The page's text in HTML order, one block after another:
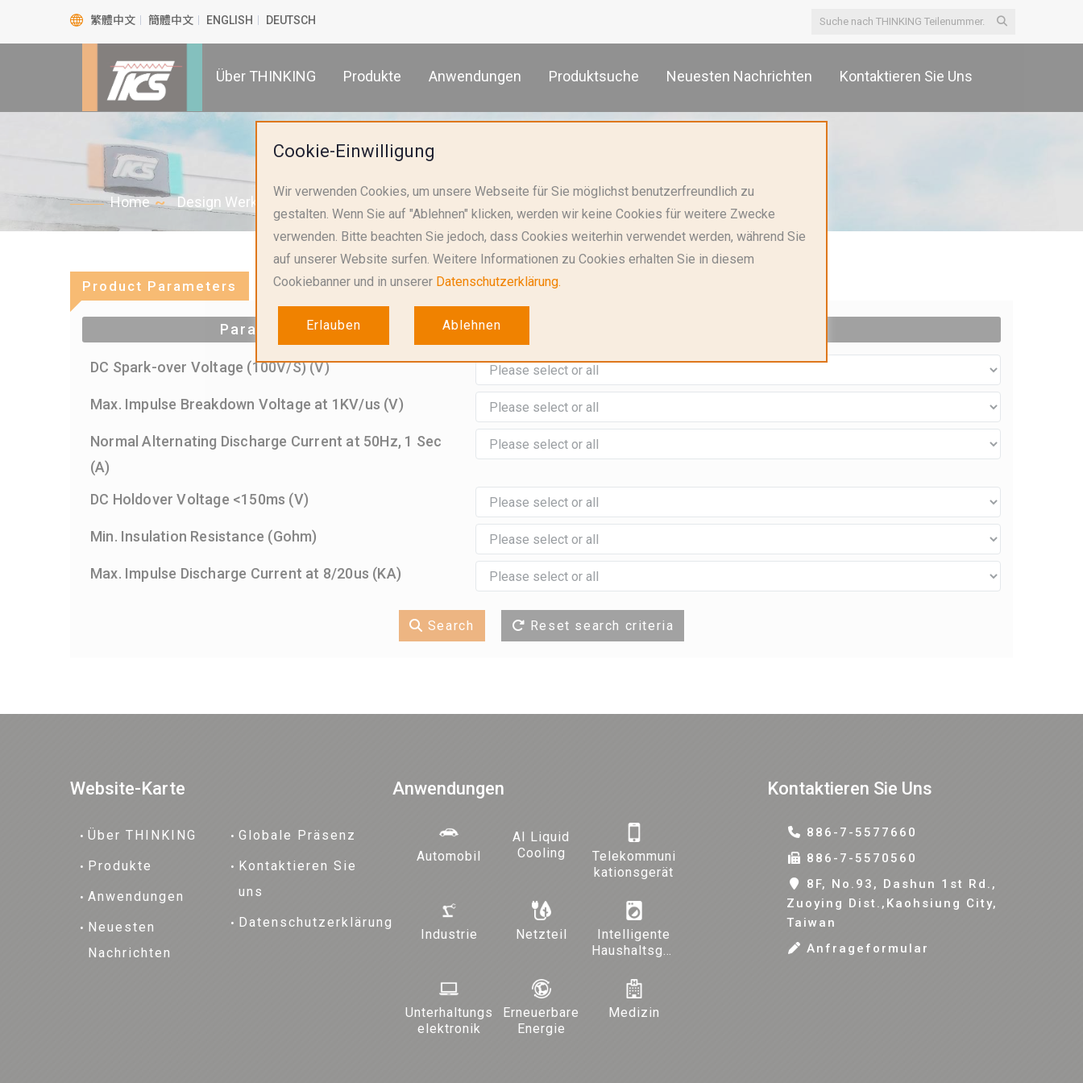
繁體中文 簡體中文 ENGLISH DEUTSCH
Über THINKING Produkte Anwendungen Produktsuche Neuesten Nachrichten Kontaktieren Sie Uns
Home Design Werkzeuge Suche über technische Parameter Gas Discharge Tube
Product Parameters
Parameters
DC Spark-over Voltage (100V/S) (V)
Max. Impulse Breakdown Voltage at 1KV/us (V)
Normal Alternating Discharge Current at 50Hz, 1 Sec
(A)
DC Holdover Voltage <150ms (V)
Min. Insulation Resistance (Gohm)
Max. Impulse Discharge Current at 8/20us (KA)
Search Reset search criteria
Website-Karte
Über THINKING
Produkte
Anwendungen
Neuesten
Nachrichten
Globale Präsenz
Kontaktieren Sie
uns
Datenschutzerklärung
Anwendungen
Automobil
AI Liquid
Cooling
Telekommuni
kationsgerät
Industrie Netzteil
Intelligente
Haushaltsger
Beleuchtung
Unterhaltungs
elektronik
Erneuerbare
Energie
Medizin
Kontaktieren Sie Uns
886-7-5577660
886-7-5570560
8F, No.93, Dashun 1st Rd.,
Zuoying Dist.,Kaohsiung City,
Taiwan
Anfrageformular
Cookie-Einwilligung
Wir verwenden Cookies, um unsere Webseite für Sie möglichst benutzerfreundlich zu
gestalten. Wenn Sie auf "Ablehnen" klicken, werden wir keine Cookies für weitere Zwecke
verwenden. Bitte beachten Sie jedoch, dass Cookies weiterhin verwendet werden, während Sie
auf unserer Website surfen. Weitere Informationen zu Cookies erhalten Sie in diesem
Cookiebanner und in unserer Datenschutzerklärung.
Erlauben Ablehnen